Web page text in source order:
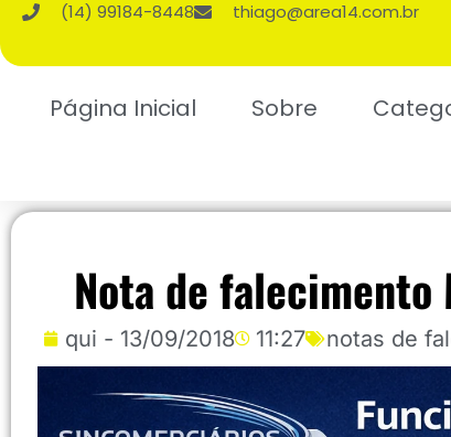
(14) 99184-8448 thiago@area14.com.br
Página Inicial Sobre
Nota de falecimento
qui - 13/09/2018 11:27 notas de